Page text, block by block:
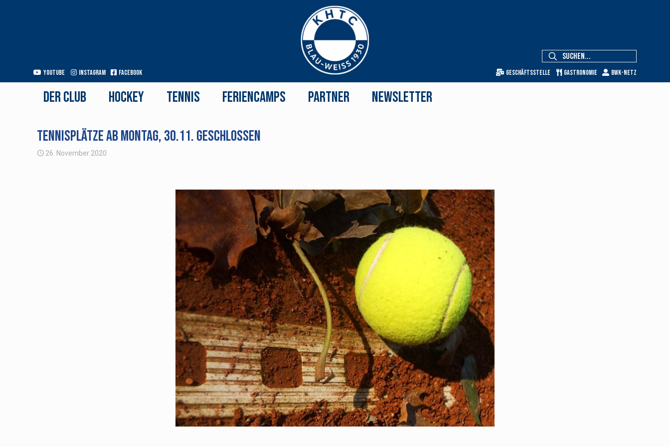
Youtube Instagram Facebook Geschäftsstelle Gastronomie BWK-Netz
Der Club Hockey Tennis Feriencamps Partner Newsletter
Tennisplätze ab Montag, 30.11. geschlossen
26. November 2020